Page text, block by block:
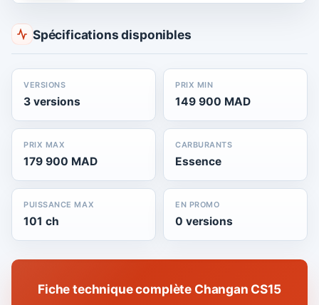
Spécifications disponibles
VERSIONS
3 versions
PRIX MIN
149 900 MAD
PRIX MAX
179 900 MAD
CARBURANTS
Essence
PUISSANCE MAX
101 ch
EN PROMO
0 versions
Fiche technique complète Changan CS15